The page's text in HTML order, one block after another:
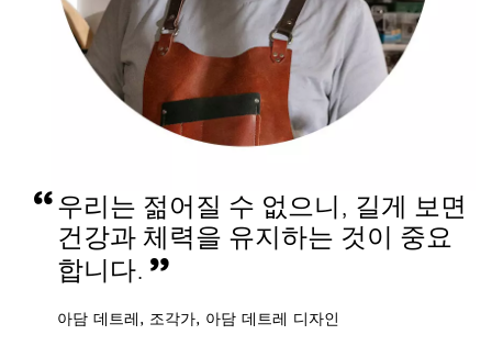
우리는 젊어질 수 없으니, 길게 보면
건강과 체력을 유지하는 것이 중요
합니다.
아담 데트레, 조각가, 아담 데트레 디자인